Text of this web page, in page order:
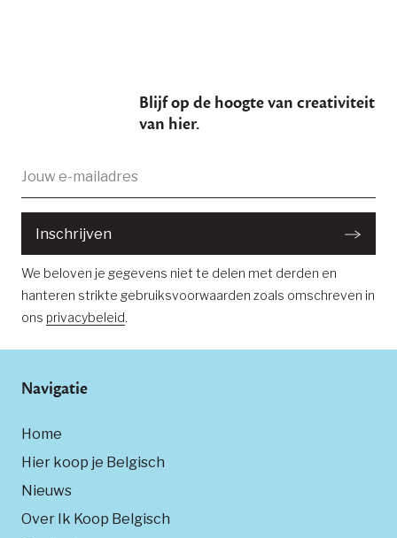
Blijf op de hoogte van creativiteit
van hier.
Je bent succesvol ingeschreven
E-
mailadres:
Inschrijven
We beloven je gegevens niet te delen met derden en
hanteren strikte gebruiksvoorwaarden zoals omschreven in
ons privacybeleid.
Navigatie
Home
Hier koop je Belgisch
Nieuws
Over Ik Koop Belgisch